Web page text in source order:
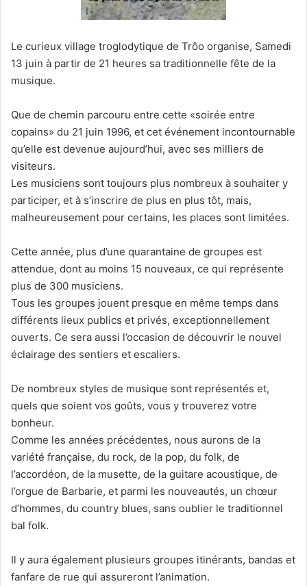
Le curieux village troglodytique de Trôo organise, Samedi
13 juin à partir de 21 heures sa traditionnelle fête de la
musique.
Que de chemin parcouru entre cette «soirée entre
copains» du 21 juin 1996, et cet événement incontournable
qu’elle est devenue aujourd’hui, avec ses milliers de
visiteurs.
Les musiciens sont toujours plus nombreux à souhaiter y
participer, et à s’inscrire de plus en plus tôt, mais,
malheureusement pour certains, les places sont limitées.
Cette année, plus d’une quarantaine de groupes est
attendue, dont au moins 15 nouveaux, ce qui représente
plus de 300 musiciens.
Tous les groupes jouent presque en même temps dans
différents lieux publics et privés, exceptionnellement
ouverts. Ce sera aussi l’occasion de découvrir le nouvel
éclairage des sentiers et escaliers.
De nombreux styles de musique sont représentés et,
quels que soient vos goûts, vous y trouverez votre
bonheur.
Comme les années précédentes, nous aurons de la
variété française, du rock, de la pop, du folk, de
l’accordéon, de la musette, de la guitare acoustique, de
l’orgue de Barbarie, et parmi les nouveautés, un chœur
d’hommes, du country blues, sans oublier le traditionnel
bal folk.
Il y aura également plusieurs groupes itinérants, bandas et
fanfare de rue qui assureront l’animation.